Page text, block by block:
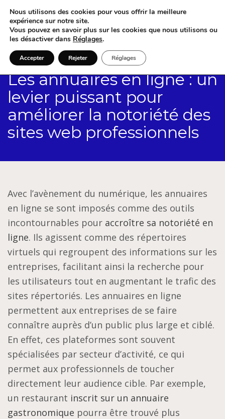
Les annuaires en ligne : un
levier puissant pour
améliorer la notoriété des
sites web professionnels
Avec l’avènement du numérique, les annuaires
en ligne se sont imposés comme des outils
incontournables pour accroître sa notoriété en
ligne. Ils agissent comme des répertoires
virtuels qui regroupent des informations sur les
entreprises, facilitant ainsi la recherche pour
les utilisateurs tout en augmentant le trafic des
sites répertoriés. Les annuaires en ligne
permettent aux entreprises de se faire
connaître auprès d’un public plus large et ciblé.
En effet, ces plateformes sont souvent
spécialisées par secteur d’activité, ce qui
permet aux professionnels de toucher
directement leur audience cible. Par exemple,
un restaurant inscrit sur un annuaire
gastronomique pourra être trouvé plus
Nous utilisons des cookies pour vous offrir la meilleure
expérience sur notre site.
Vous pouvez en savoir plus sur les cookies que nous utilisons ou
les désactiver dans Réglages.
Accepter Rejeter Réglages